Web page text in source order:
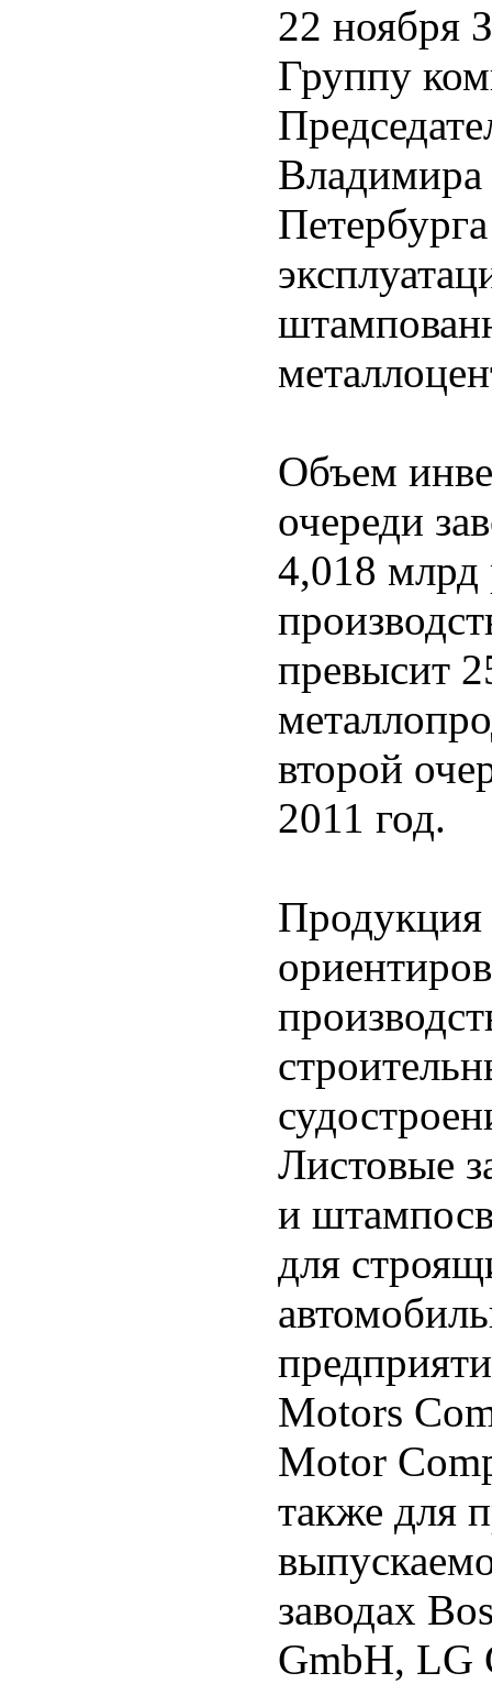
22 ноября
Группу
Владимира
Объем
очереди
4,018 млрд
превысит
второй
2011 год.
Листовые
и
для
Motors
Motor
также для
заводах
GmbH, LG